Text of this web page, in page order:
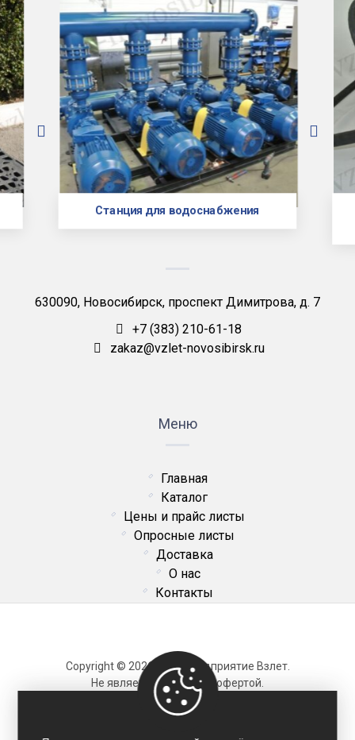
Станция для водоснабжения
630090, Новосибирск, проспект Димитрова, д. 7
+7 (383) 210-61-18
zakaz@vzlet-novosibirsk.ru
Меню
Главная
Каталог
Цены и прайс листы
Опросные листы
Доставка
О нас
Контакты
Copyright © 2026 ОДО Предприятие Взлет.
Не является публичной офертой.
Карта сайта